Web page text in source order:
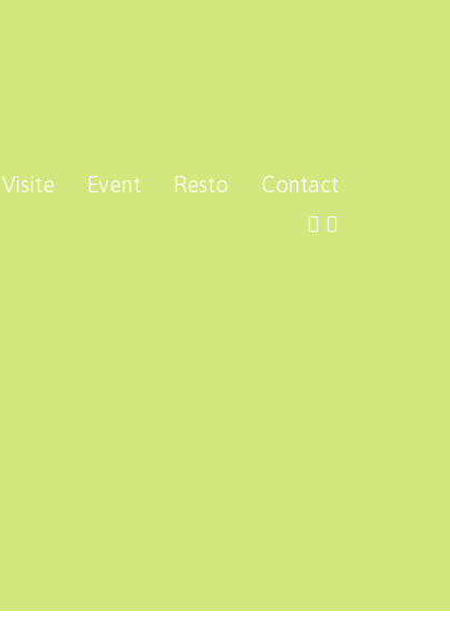
Visite Event Resto Contact